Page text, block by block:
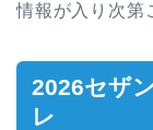
情報が入り次第
2026セザ
レ